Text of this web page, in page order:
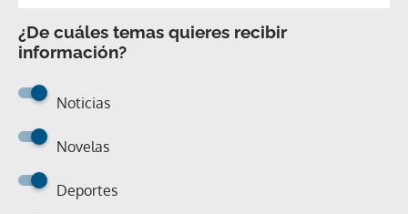
¿De cuáles temas quieres recibir
información?
Noticias
Novelas
Deportes